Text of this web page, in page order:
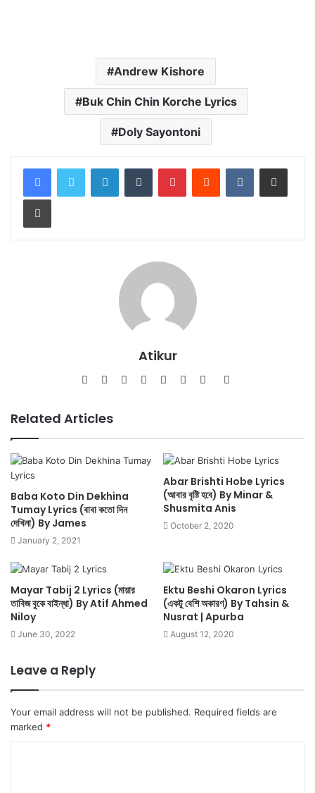
Andrew Kishore
Buk Chin Chin Korche Lyrics
Doly Sayontoni
LinkedInTumblr PinterestReddit VKontakteShare via Email
Print
Atikur
WebsiteFacebook
TwitterLinkedInYouTubePinterestInstagram
SoundCloud
Related Articles
Baba Koto Din Dekhina
Tumay Lyrics (বাবা কতো দিন
দেখিনা) By James
January 2, 2021
Abar Brishti Hobe Lyrics
(আবার বৃষ্টি হবে) By Minar &
Shusmita Anis
October 2, 2020
Mayar Tabij 2 Lyrics (মায়ার
তাবিজ বুকে বাইন্ধা) By Atif Ahmed
Niloy
June 30, 2022
Ektu Beshi Okaron Lyrics
(একটু বেশি অকারণ) By Tahsin &
Nusrat | Apurba
August 12, 2020
Leave a Reply
Your email address will not be published. Required fields are
marked *